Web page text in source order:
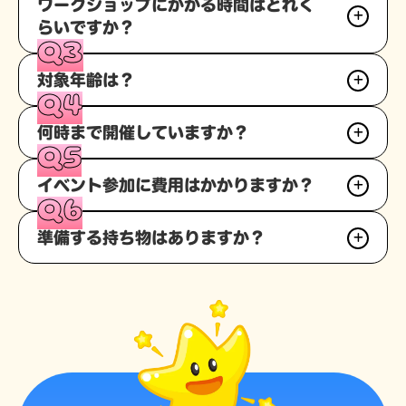
ワークショップにかかる時間はどれく
らいですか？
10分～30分ほどです。ワークショップの内容によって変
わりますが3歳のお子様でも飽きることなく楽しめる内容
になっています。
Q3
対象年齢は？
3歳から小学校低学年までお楽しみいただけます。保護者
の方とご一緒に参加ください。
Q4
何時まで開催していますか？
各施設の営業時間に準じます。参加される会場の詳細ペー
ジをご覧ください。
Q5
イベント参加に費用はかかりますか？
参加はすべて無料です。
Q6
準備する持ち物はありますか？